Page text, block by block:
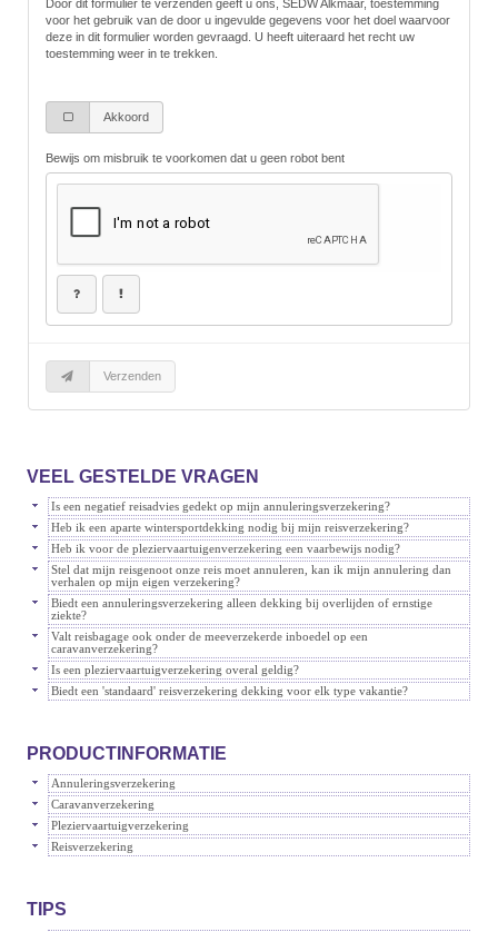
VEEL GESTELDE VRAGEN
Is een negatief reisadvies gedekt op mijn annuleringsverzekering?
Heb ik een aparte wintersportdekking nodig bij mijn reisverzekering?
Heb ik voor de pleziervaartuigenverzekering een vaarbewijs nodig?
Stel dat mijn reisgenoot onze reis moet annuleren, kan ik mijn annulering dan
verhalen op mijn eigen verzekering?
Biedt een annuleringsverzekering alleen dekking bij overlijden of ernstige
ziekte?
Valt reisbagage ook onder de meeverzekerde inboedel op een
caravanverzekering?
Is een pleziervaartuigverzekering overal geldig?
Biedt een 'standaard' reisverzekering dekking voor elk type vakantie?
PRODUCTINFORMATIE
Annuleringsverzekering
Caravanverzekering
Pleziervaartuigverzekering
Reisverzekering
TIPS